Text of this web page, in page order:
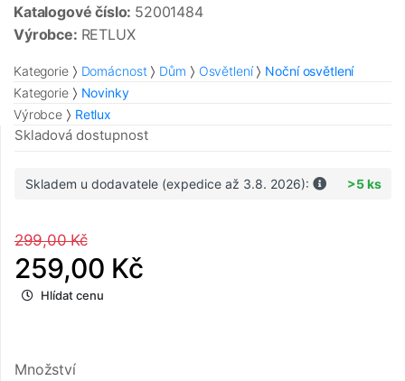
Katalogové číslo: 52001484
Výrobce: RETLUX
Kategorie Domácnost Dům Osvětlení
Noční osvětlení
Kategorie
Novinky
Výrobce
Retlux
Skladová dostupnost
Skladem u dodavatele (expedice až 3.8. 2026): >5 ks
299,00 Kč
259,00 Kč
Hlídat cenu
Množství